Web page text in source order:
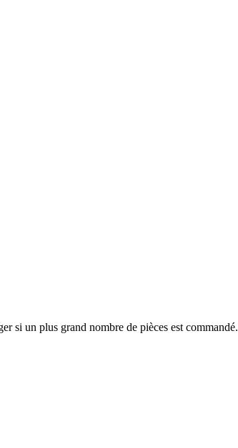
si un plus grand nombre de pièces est commandé.